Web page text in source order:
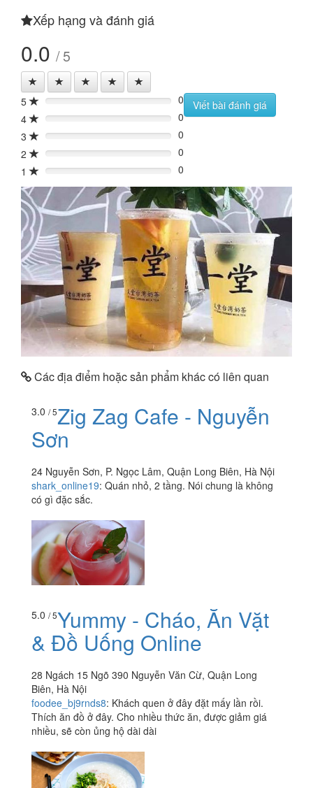
Xếp hạng và đánh giá
0.0 / 5
5 0%
0
4
0%
0
3
0%
0
2
0%
0
1
0% 0
Viết bài đánh giá
Các địa điểm hoặc sản phẩm khác có liên quan
3.0 / 5Zig Zag Cafe - Nguyễn
Sơn
24 Nguyễn Sơn, P. Ngọc Lâm, Quận Long Biên, Hà Nội
shark_online19: Quán nhỏ, 2 tầng. Nói chung là không
có gì đặc sắc.
5.0 / 5Yummy - Cháo, Ăn Vặt
& Đồ Uống Online
28 Ngách 15 Ngõ 390 Nguyễn Văn Cừ, Quận Long
Biên, Hà Nội
foodee_bj9rnds8: Khách quen ở đây đặt mấy lần rồi.
Thích ăn đồ ở đây. Cho nhiều thức ăn, được giảm giá
nhiều, sẽ còn ủng hộ dài dài